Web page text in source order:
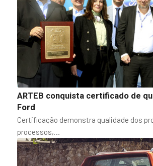
ARTEB conquista certificado de
Ford
Certificação demonstra qualidade dos
processos,…